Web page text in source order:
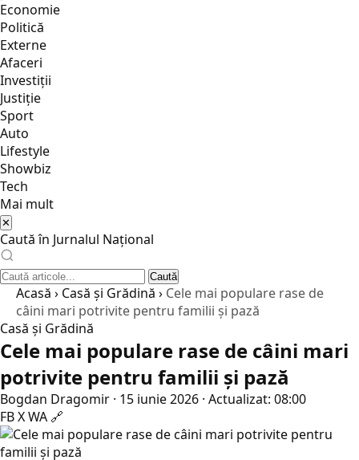
Economie
Politică
Externe
Afaceri
Investiții
Justiţie
Sport
Auto
Lifestyle
Showbiz
Tech
Mai mult
✕
Caută în Jurnalul Național
Caută
Acasă › Casă și Grădină › Cele mai populare rase de
câini mari potrivite pentru familii și pază
Casă și Grădină
Cele mai populare rase de câini mari
potrivite pentru familii și pază
Bogdan Dragomir · 15 iunie 2026 · Actualizat: 08:00
FBXWA 🔗